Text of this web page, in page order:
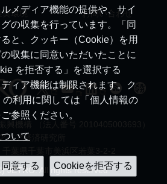
メディア機能の提供や、サイ
の収集を行っています。「同
と、クッキー（Cookie）を用
収集に同意いただいたことに
を拒否する」を選択する
ィア機能は制限されます。ク
利用に関しては「個人情報の
参照ください。
いて
奨環境 お問い合わせ
ジア経済研究所
JETRO. All rights reserved.